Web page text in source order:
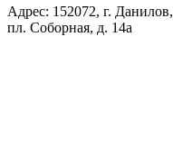
Адрес: 152072, г. Данилов,
пл. Соборная, д. 14а